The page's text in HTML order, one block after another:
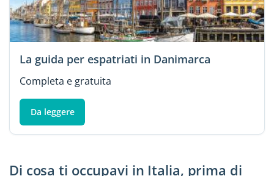
La guida per espatriati in Danimarca
Completa e gratuita
Da leggere
Di cosa ti occupavi in Italia, prima di